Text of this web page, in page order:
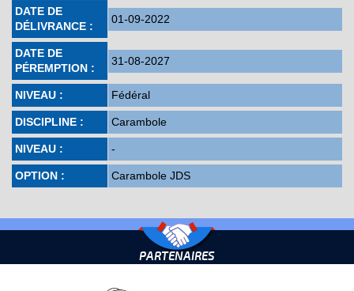
DATE DE
DÉLIVRANCE :
01-09-2022
DATE DE
PÉREMPTION :
31-08-2027
NIVEAU : Fédéral
DISCIPLINE : Carambole
NIVEAU : -
OPTION : Carambole JDS
PARTENAIRES